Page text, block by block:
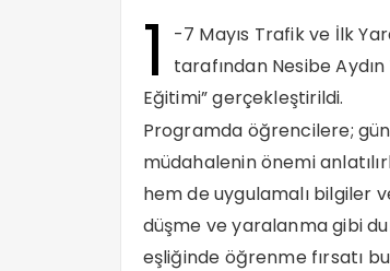
1
-7 Mayıs Trafik ve İlk
tarafından Nesibe
Eğitimi” gerçekleştirildi.
Programda öğrencilere;
müdahalenin önemi
hem de uygulamalı bilgiler
düşme ve yaralanma gibi
eşliğinde öğrenme fırsatı